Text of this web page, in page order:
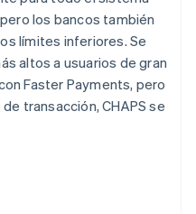
los bancos también
límites inferiores. Se
altos a usuarios de gran
Faster Payments, pero
transacción, CHAPS se